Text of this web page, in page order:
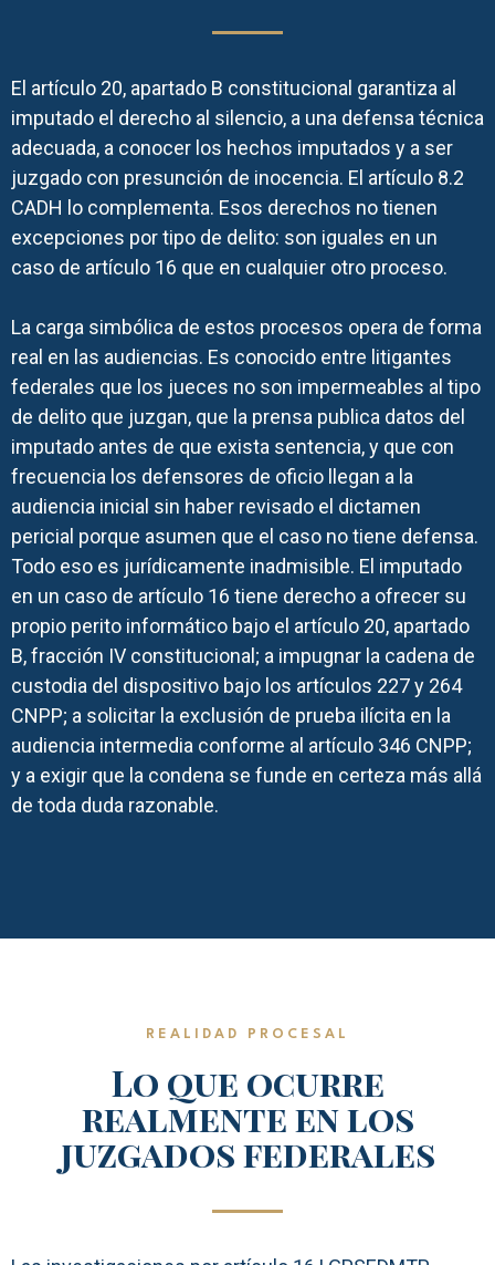
El artículo 20, apartado B constitucional garantiza al
imputado el derecho al silencio, a una defensa técnica
adecuada, a conocer los hechos imputados y a ser
juzgado con presunción de inocencia. El artículo 8.2
CADH lo complementa. Esos derechos no tienen
excepciones por tipo de delito: son iguales en un
caso de artículo 16 que en cualquier otro proceso.
La carga simbólica de estos procesos opera de forma
real en las audiencias. Es conocido entre litigantes
federales que los jueces no son impermeables al tipo
de delito que juzgan, que la prensa publica datos del
imputado antes de que exista sentencia, y que con
frecuencia los defensores de oficio llegan a la
audiencia inicial sin haber revisado el dictamen
pericial porque asumen que el caso no tiene defensa.
Todo eso es jurídicamente inadmisible. El imputado
en un caso de artículo 16 tiene derecho a ofrecer su
propio perito informático bajo el artículo 20, apartado
B, fracción IV constitucional; a impugnar la cadena de
custodia del dispositivo bajo los artículos 227 y 264
CNPP; a solicitar la exclusión de prueba ilícita en la
audiencia intermedia conforme al artículo 346 CNPP;
y a exigir que la condena se funde en certeza más allá
de toda duda razonable.
REALIDAD PROCESAL
Lo que ocurre
realmente en los
juzgados federales